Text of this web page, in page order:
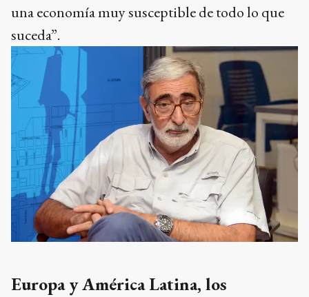
una economía muy susceptible de todo lo que
suceda”.
Europa y América Latina, los